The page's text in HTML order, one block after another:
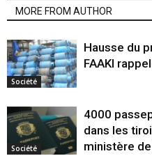
MORE FROM AUTHOR
Société
Hausse du
FAAKI
Société
4000
dans les
ministère